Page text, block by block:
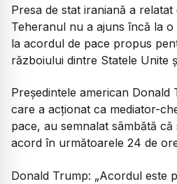
Presa de stat iraniană a
Teheranul nu a ajuns încă la
la acordul de pace propus
războiului dintre Statele Unite
Președintele american Donald
care a acționat ca mediator-
pace, au semnalat sâmbătă
acord în următoarele 24 de
Donald Trump: „Acordul este